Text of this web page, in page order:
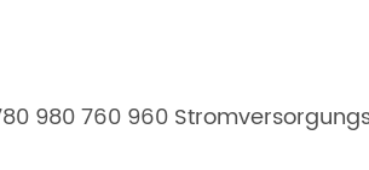
980 760 960